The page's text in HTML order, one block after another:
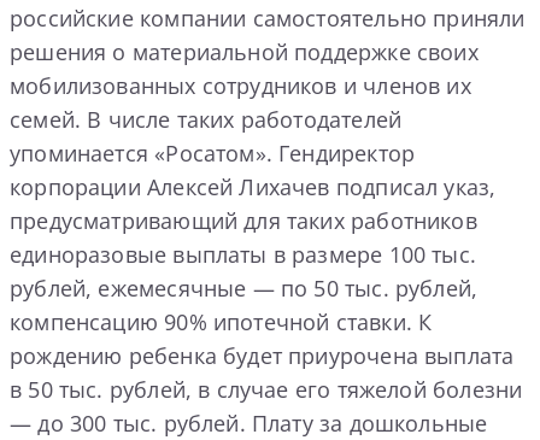
российские компании самостоятельно приняли
решения о материальной поддержке своих
мобилизованных сотрудников и членов их
семей. В числе таких работодателей
упоминается «Росатом». Гендиректор
корпорации Алексей Лихачев подписал указ,
предусматривающий для таких работников
единоразовые выплаты в размере 100 тыс.
рублей, ежемесячные — по 50 тыс. рублей,
компенсацию 90% ипотечной ставки. К
рождению ребенка будет приурочена выплата
в 50 тыс. рублей, в случае его тяжелой болезни
— до 300 тыс. рублей. Плату за дошкольные